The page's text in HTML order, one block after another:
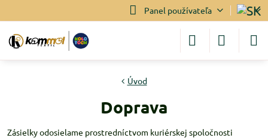
Panel používateľa
Úvod
Doprava
Zásielky odosielame prostredníctvom kuriérskej spoločnosti